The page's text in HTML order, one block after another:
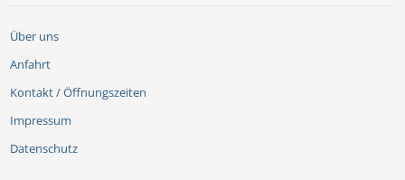
Über uns
Anfahrt
Kontakt / Öffnungszeiten
Impressum
Datenschutz